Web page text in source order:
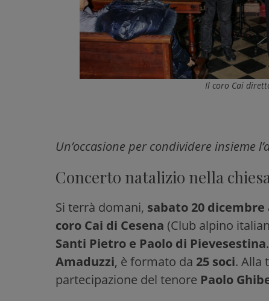
Il coro Cai
Un’occasione per condividere insieme
Concerto natalizio nella
Si terrà domani, sabato 20 dicembre
coro Cai di Cesena (Club alpino
Santi Pietro e Paolo di Pievesestina
Amaduzzi, è formato da 25 soci. Alla
partecipazione del tenore Paolo